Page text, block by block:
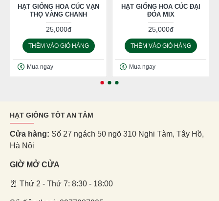
HẠT GIỐNG HOA CÚC VẠN
THỌ VÀNG CHANH
25,000đ
THÊM VÀO GIỎ HÀNG
Mua ngay
HẠT GIỐNG HOA CÚC ĐẠI
ĐÓA MIX
25,000đ
THÊM VÀO GIỎ HÀNG
Mua ngay
HẠT GIỐNG TỐT AN TÂM
Cửa hàng: Số 27 ngách 50 ngõ 310 Nghi Tàm, Tây Hồ,
Hà Nội
GIỜ MỞ CỬA
⏰ Thứ 2 - Thứ 7: 8:30 - 18:00